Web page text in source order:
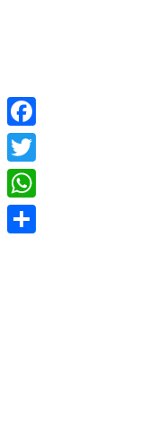
Pular para o
Facebook
Twitter
WhatsApp